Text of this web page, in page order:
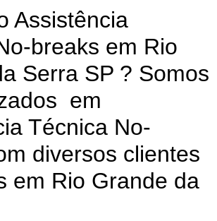
Assistência
breaks em Rio
Serra SP ? Somos
em
Técnica No-
diversos clientes
em Rio Grande da